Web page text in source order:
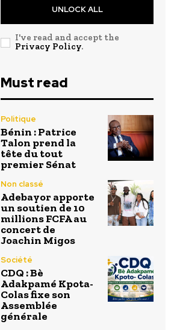
UNLOCK ALL
I've read and accept the
Privacy Policy.
Must read
Politique
Bénin : Patrice
Talon prend la
tête du tout
premier Sénat
Non classé
Adebayor apporte
un soutien de 10
millions FCFA au
concert de
Joachin Migos
Société
CDQ : Bè
Adakpamé Kpota-
Colas fixe son
Assemblée
générale